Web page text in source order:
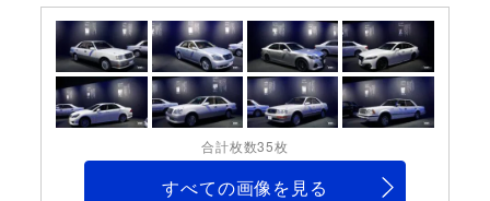
合計枚数35枚
すべての画像を見る